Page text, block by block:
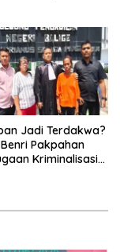
Jadi Terdakwa?
Pakpahan
Kriminalisasi